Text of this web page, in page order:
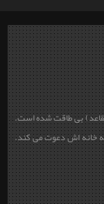
بی طاقت شده است.
خانه اش دعوت می کند.